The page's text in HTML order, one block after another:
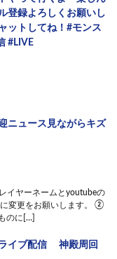
登録よろしくお願いし
ットしてね！#モンス
#LIVE
ニュース見ながらキズ
イヤーネームとyoutubeの
変更をお願いします。 ②
のに[…]
ライブ配信 神殿周回